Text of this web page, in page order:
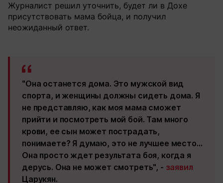
Журналист решил уточнить, будет ли в Дохе
присутствовать мама бойца, и получил
неожиданный ответ.
"Она останется дома. Это мужской вид
спорта, и женщины должны сидеть дома. Я
не представляю, как моя мама сможет
прийти и посмотреть мой бой. Там много
крови, ее сын может пострадать,
понимаете? Я думаю, это не лучшее место…
Она просто ждет результата боя, когда я
дерусь. Она не может смотреть", - заявил
Царукян.